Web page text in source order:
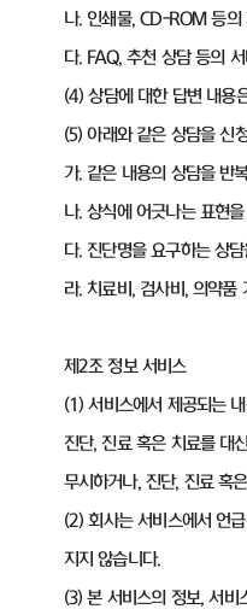
나. 인쇄물, CD-ROM 등의
다. FAQ, 추천 상담 등의
(4) 상담에 대한 답변 내용
(5) 아래와 같은 상담을 신
가. 같은 내용의 상담을 반
나. 상식에 어긋나는 표현
다. 진단명을 요구하는 상
라. 치료비, 검사비, 의약품
제2조 정보 서비스
(1) 서비스에서 제공되는
진단, 진료 혹은 치료를 대
무시하거나, 진단, 진료 혹
(2) 회사는 서비스에서 언
지지 않습니다.
(3) 본 서비스의 정보, 서비